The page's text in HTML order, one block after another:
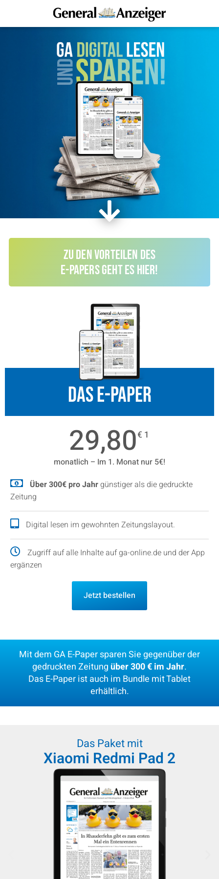
Zu den Vorteilen des
E-Papers geht es hier!
Das E-PAPER
29,80€ 1
monatlich – Im 1. Monat nur 5€!
Über 300€ pro Jahrgünstiger als die gedruckte
Zeitung
Digital lesen im gewohnten Zeitungslayout.
Zugriff auf alle Inhalte auf ga-online.de und der App
ergänzen
Jetzt bestellen
Mit dem GA E-Paper sparen Sie gegenüber der
gedruckten Zeitung über 300 € im Jahr.
Das E-Paper ist auch im Bundle mit Tablet
erhältlich.
Das Paket mit
Xiaomi Redmi Pad 2